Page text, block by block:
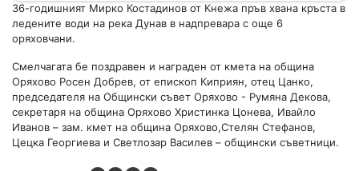
36-годишният Мирко Костадинов от Кнежа пръв хвана кръста в
ледените води на река Дунав в надпревара с още 6
оряховчани.
Смелчагата бе поздравен и награден от кмета на община
Оряхово Росен Добрев, от епископ Киприян, отец Цанко,
председателя на Общински съвет Оряхово - Румяна Декова,
секретаря на община Оряхово Христинка Цонева, Ивайло
Иванов – зам. кмет на община Оряхово,Стелян Стефанов,
Цецка Георгиева и Светлозар Василев – общински съветници.